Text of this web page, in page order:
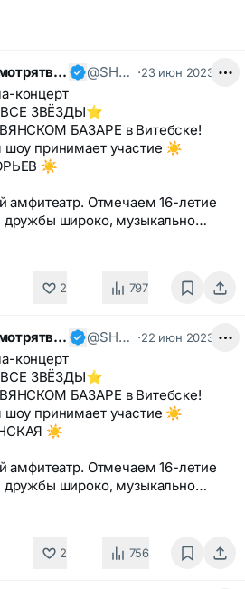
ШАНСОН ТВ смотрятвсешансонтв @SHANSONTV ·23 июн 2023
концерт
ЗВЁЗДЫ⭐️
БАЗАРЕ в Витебске!
шоу принимает участие ☀️
☀️
амфитеатр. Отмечаем 16-летие
дружбы широко, музыкально…
2 797
ШАНСОН ТВ смотрятвсешансонтв @SHANSONTV ·22 июн 2023
концерт
ЗВЁЗДЫ⭐️
БАЗАРЕ в Витебске!
шоу принимает участие ☀️
☀️
амфитеатр. Отмечаем 16-летие
дружбы широко, музыкально…
2 756